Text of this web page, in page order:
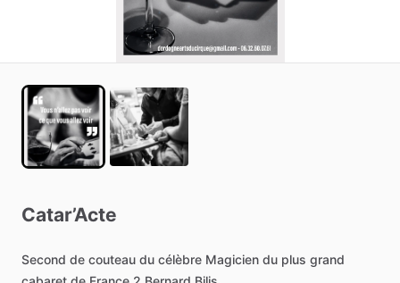
Catar’Acte
Second de couteau du célèbre Magicien du plus grand